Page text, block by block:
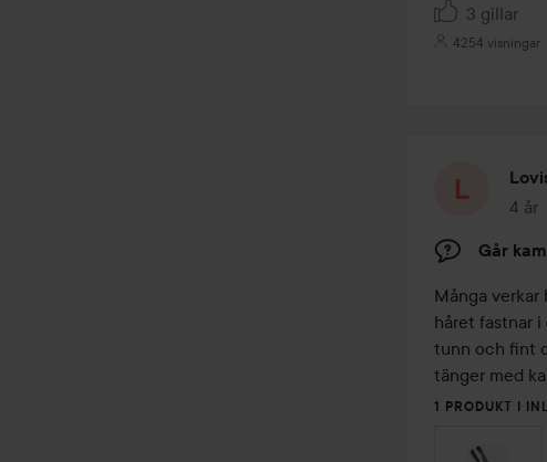
3 gillar
4254 visningar
4 år
Går
Många
håret fastnar
tunn och fint
tänger med
1 PRODUKT I